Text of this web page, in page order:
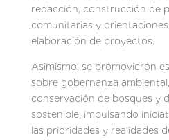
redacción, construcción de
comunitarias y
elaboración de proyectos.
Asimismo, se promovieron
sobre gobernanza
conservación de bosques y
sostenible, impulsando
las prioridades y realidades